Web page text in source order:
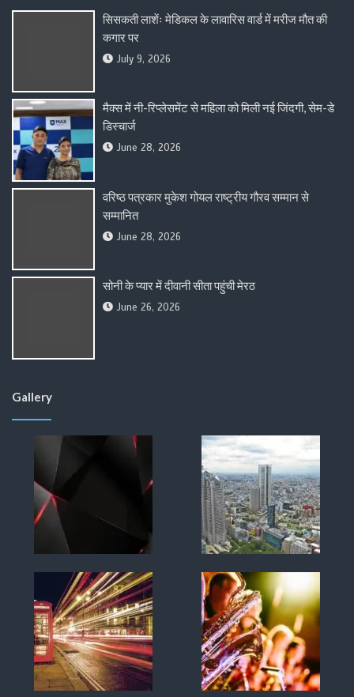
सिसकती लाशेंः मेडिकल के लावारिस वार्ड में मरीज मौत की
कगार पर
July 9, 2026
मैक्स में नी-रिप्लेसमेंट से महिला को मिली नई जिंदगी, सेम-डे
डिस्चार्ज
June 28, 2026
वरिष्ठ पत्रकार मुकेश गोयल राष्ट्रीय गौरव सम्मान से
सम्मानित
June 28, 2026
सोनी के प्यार में दीवानी सीता पहुंची मेरठ
June 26, 2026
Gallery